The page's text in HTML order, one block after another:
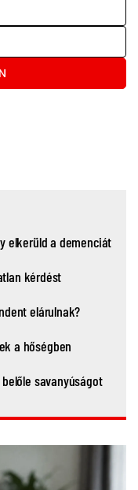
elkerüld a demenciát
kérdést
elárulnak?
a hőségben
savanyúságot